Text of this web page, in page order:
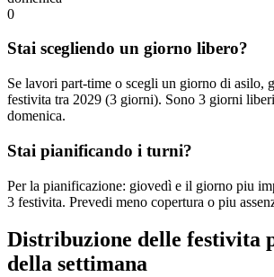
0
Stai scegliendo un giorno libero?
Se lavori part-time o scegli un giorno di asilo,
festivita tra 2029 (3 giorni). Sono 3 giorni
domenica.
Stai pianificando i turni?
Per la pianificazione: giovedì e il giorno piu
3 festivita. Prevedi meno copertura o piu
Distribuzione delle festivita
della settimana